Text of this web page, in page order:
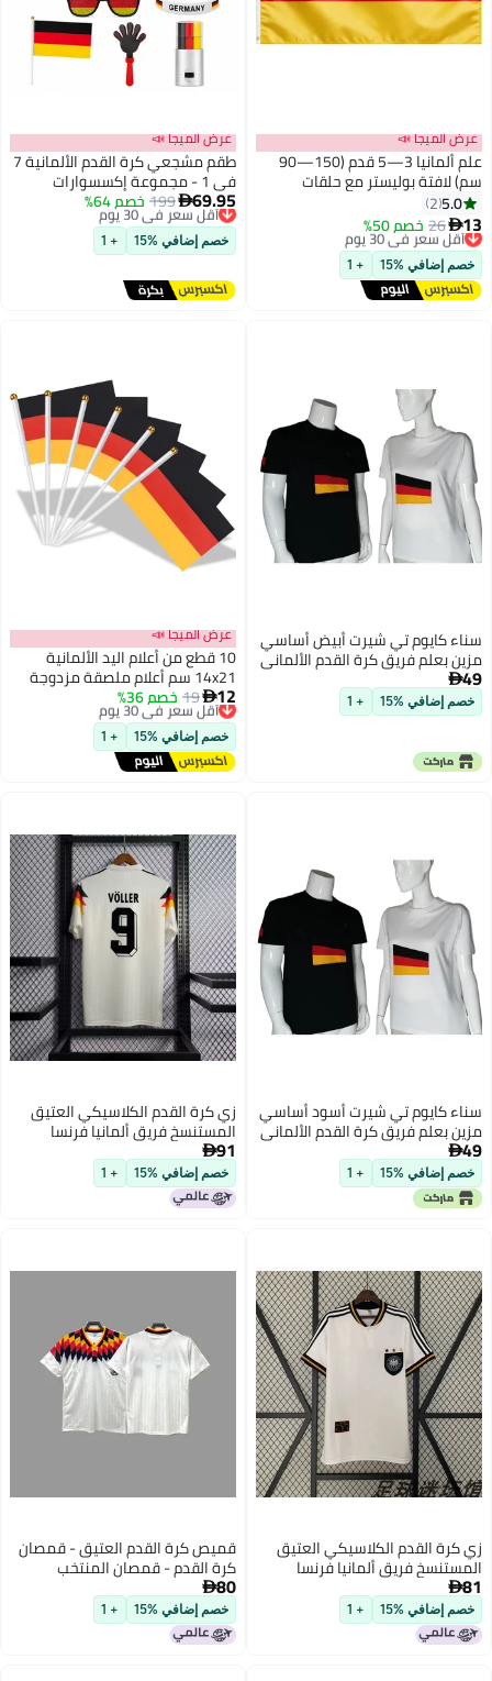
عرض الميجا 📣
علم ألمانيا 3—5 قدم (150—90
سم) لافتة بوليستر مع حلقات
للتعليق في الهواء الطلق وزينة
كأس العالم 2026
5.0
2
13
26 خصم 50%
أقل سعر في 30 يوم
توصيل مجاني
أقل سعر في 30 يوم
خصم إضافي %15 + 1
عرض الميجا 📣
طقم مشجعي كرة القدم الألمانية 7
في 1 - مجموعة إكسسوارات
تشجيعية للمشجعين تتضمن علمًا،
ووشاحًا، وطلاءً للوجه، ونظارات
شمسية، ومصفقات، وسوارًا
للمعصم | منتجات كرة قدم
لمشجعي ألمانيا
69.95
199 خصم 64%أقل سعر في 30 يوم
توصيل مجاني
أقل سعر في 30 يوم
خصم إضافي %15 + 1
سناء كايوم تي شيرت أبيض أساسي
مزين بعلم فريق كرة القدم الألماني
49
خصم إضافي %15 + 1
عرض الميجا 📣
10 قطع من أعلام اليد الألمانية
14x21 سم أعلام ملصقة مزدوجة
الجوانب لبطولة كأس العالم وزينة
الفعاليات
12
19 خصم 36%
أقل سعر في 30 يوم
توصيل مجاني
أقل سعر في 30 يوم
خصم إضافي %15 + 1
سناء كايوم تي شيرت أسود أساسي
مزين بعلم فريق كرة القدم الألماني
49
خصم إضافي %15 + 1
زي كرة القدم الكلاسيكي العتيق
المستنسخ فريق ألمانيا فرنسا
ماتياس هنري زيدان جيرسي
91
خصم إضافي %15 + 1
زي كرة القدم الكلاسيكي العتيق
المستنسخ فريق ألمانيا فرنسا
ماتياس هنري زيدان
81
خصم إضافي %15 + 1
قميص كرة القدم العتيق - قمصان
كرة القدم - قمصان المنتخب
الألماني - قمصان كلوز كلينسمان -
قمصان ماتيوس مولر
80
خصم إضافي %15 + 1